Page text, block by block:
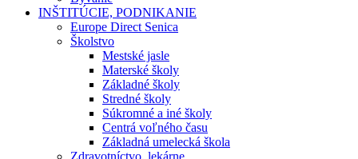
INŠTITÚCIE, PODNIKANIE
Europe Direct Senica
Školstvo
Mestské jasle
Materské školy
Základné školy
Stredné školy
Súkromné a iné školy
Centrá voľného času
Základná umelecká škola